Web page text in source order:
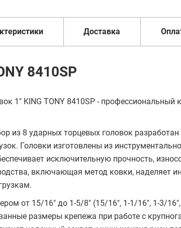
Доставка
8410SP
1" KING TONY 8410SP -
из 8 ударных торцевых головок
Головки изготовлены из
исключительную прочность,
включающая метод ковки, наделяет
от 15/16" до 1-5/8" (15/16", 1-1/16", 1-3/
размеры крепежа при работе с